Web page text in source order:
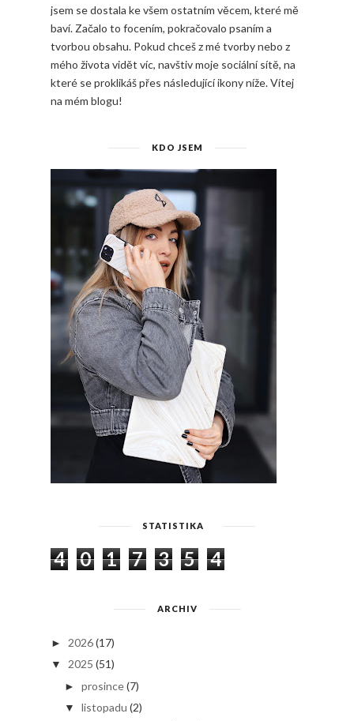
jsem se dostala ke všem ostatním věcem, které mě
baví. Začalo to focením, pokračovalo psaním a
tvorbou obsahu. Pokud chceš z mé tvorby nebo z
mého života vidět víc, navštiv moje sociální sítě, na
které se proklikáš přes následující ikony níže. Vítej
na mém blogu!
KDO JSEM
STATISTIKA
4 0 1 7 3 5 4
ARCHIV
► 2026(17)
▼ 2025 (51)
► prosince(7)
▼ listopadu (2)